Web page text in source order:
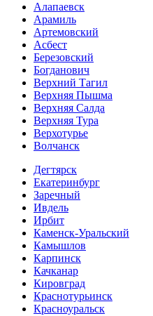
Алапаевск
Арамиль
Артемовский
Асбест
Березовский
Богданович
Верхний Тагил
Верхняя Пышма
Верхняя Салда
Верхняя Тура
Верхотурье
Волчанск
Дегтярск
Екатеринбург
Заречный
Ивдель
Ирбит
Каменск-Уральский
Камышлов
Карпинск
Качканар
Кировград
Краснотурьинск
Красноуральск